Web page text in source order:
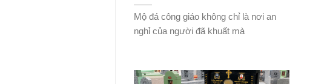
Mộ đá công giáo không chỉ là nơi an
nghỉ của người đã khuất mà